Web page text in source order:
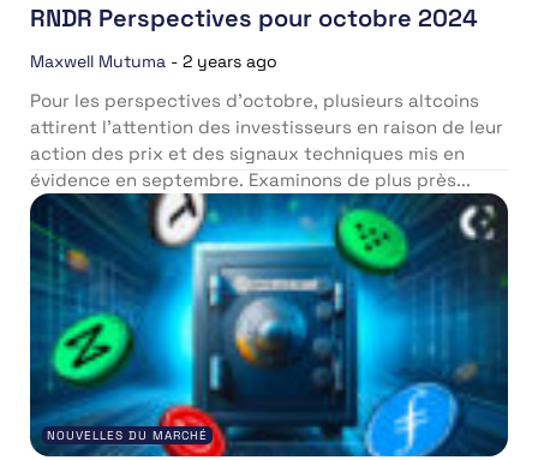
RNDR Perspectives pour octobre 2024
Maxwell Mutuma - 2 years ago
Pour les perspectives d’octobre, plusieurs altcoins
attirent l’attention des investisseurs en raison de leur
action des prix et des signaux techniques mis en
évidence en septembre. Examinons de plus près...
NOUVELLES DU MARCHÉ